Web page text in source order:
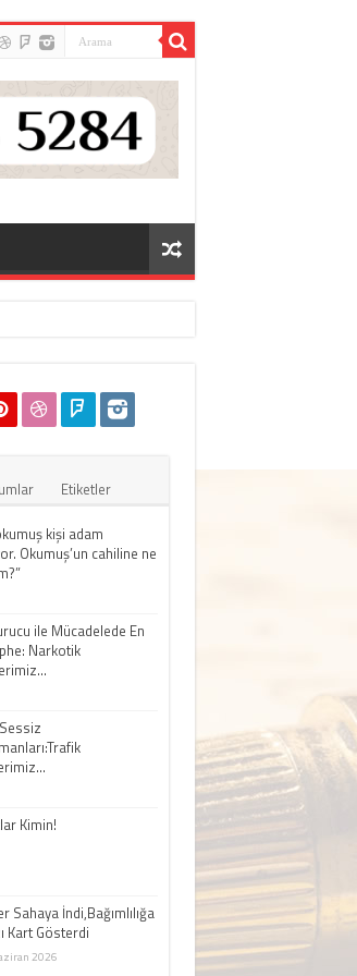
Etiketler
kişi adam
Okumuş’un cahiline ne
ile Mücadelede En
Narkotik
Kimin!
Sahaya İndi,Bağımlılığa
Kart Gösterdi
2026